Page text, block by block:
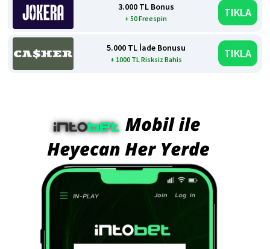
3.000 TL Bonus
+ 50 Freespin TIKLA
5.000 TL İade Bonusu
+ 1000 TL Risksiz Bahis TIKLA